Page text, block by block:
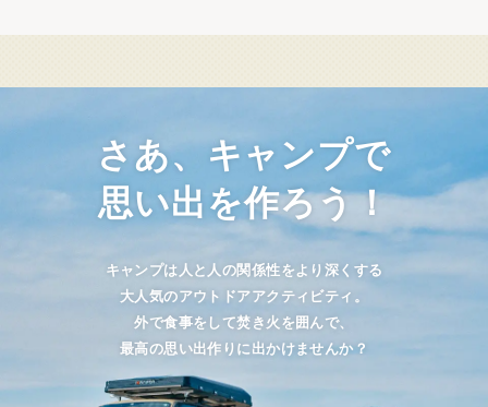
さあ、キャンプで
思い出を作ろう！
キャンプは人と人の関係性をより深くする
大人気のアウトドアアクティビティ。
外で食事をして焚き火を囲んで、
最高の思い出作りに出かけませんか？